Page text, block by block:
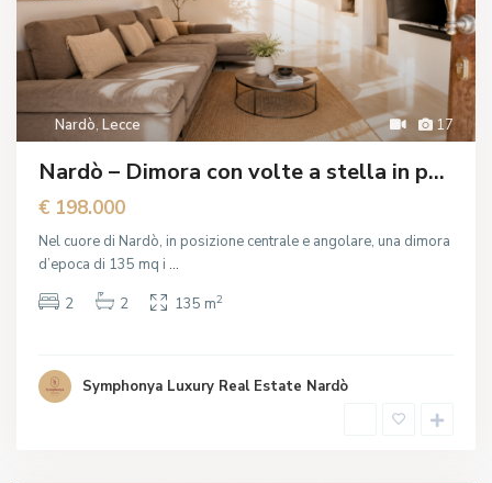
17
Nardò,Lecce
Nardò – Dimora con volte a stella in p...
€ 198.000
Nel cuore di Nardò, in posizione centrale e angolare, una dimora
d’epoca di 135 mq i...
2
2 135 m2
Symphonya Luxury Real Estate Nardò